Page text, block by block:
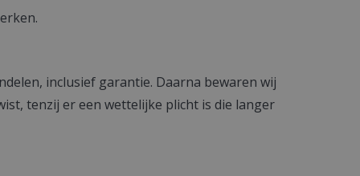
inclusief garantie. Daarna bewaren wij
tenzij er een wettelijke plicht is die langer